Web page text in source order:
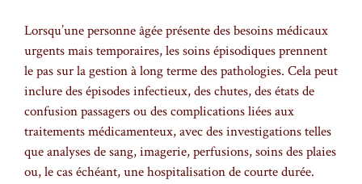
Lorsqu’une personne âgée présente des besoins médicaux
urgents mais temporaires, les soins épisodiques prennent
le pas sur la gestion à long terme des pathologies. Cela peut
inclure des épisodes infectieux, des chutes, des états de
confusion passagers ou des complications liées aux
traitements médicamenteux, avec des investigations telles
que analyses de sang, imagerie, perfusions, soins des plaies
ou, le cas échéant, une hospitalisation de courte durée.